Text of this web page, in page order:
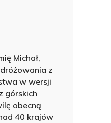
Michał,
z
w wersji
górskich
obecną
40 krajów